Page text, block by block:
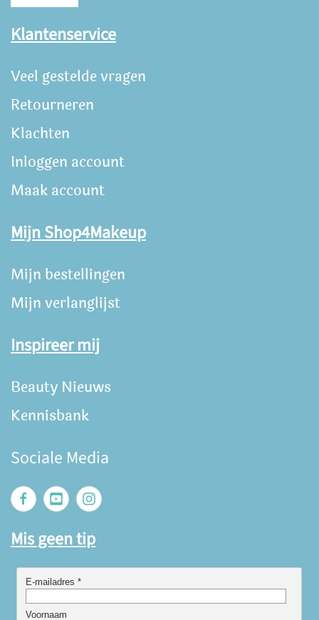
Klantenservice
Veel gestelde vragen
Retourneren
Klachten
Inloggen account
Maak account
Mijn Shop4Makeup
Mijn bestellingen
Mijn verlanglijst
Inspireer mij
Beauty Nieuws
Kennisbank
Sociale Media
Mis geen tip